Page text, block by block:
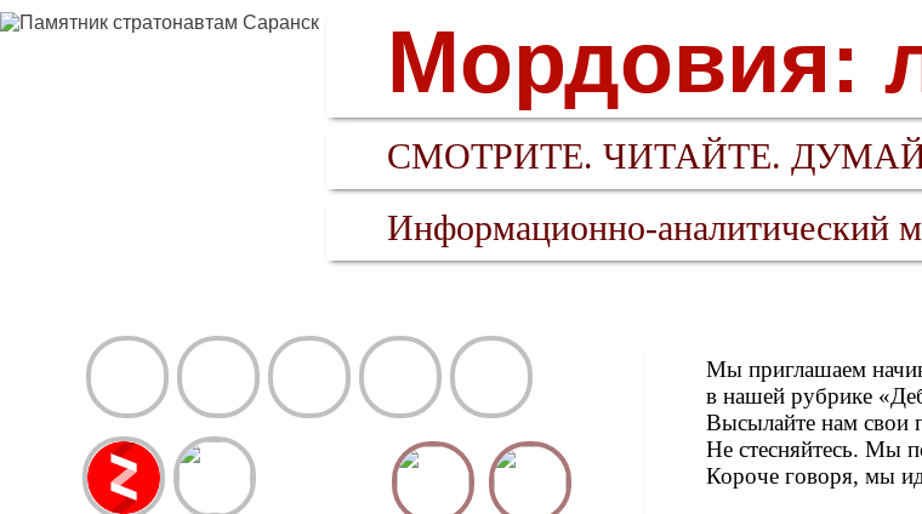
Мордовия:
СМОТРИТЕ. ЧИТАЙТЕ.
Информационно-аналитический
Мы приглашаем
в нашей рубрике
Высылайте нам свои
Не стесняйтесь. Мы
Короче говоря, мы